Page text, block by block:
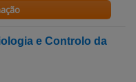
e Controlo da